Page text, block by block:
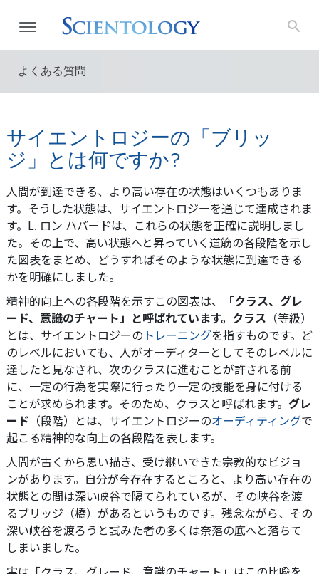
よくある質問
サイエントロジーの「ブリッ
ジ」とは何ですか?
人間が到達できる、より高い存在の状態はいくつもありま
す。そうした状態は、サイエントロジーを通じて達成されま
す。L. ロン ハバードは、これらの状態を正確に説明しまし
た。その上で、高い状態へと昇っていく道筋の各段階を示し
た図表をまとめ、どうすればそのような状態に到達できる
かを明確にしました。
精神的向上への各段階を示すこの図表は、
「クラス、グレ
ード、意識のチャート」と呼ばれています。クラス （等級）
とは、サイエントロジーの トレーニングを指すものです。ど
のレベルにおいても、人がオーディターとしてそのレベルに
達したと見なされ、次のクラスに進むことが許される前
に、一定の行為を実際に行ったり一定の技能を身に付ける
ことが求められます。そのため、クラスと呼ばれます。 グレ
ード （段階）とは、サイエントロジーのオーディティングで
起こる精神的な向上の各段階を表します。
人間が古くから思い描き、受け継いできた宗教的なビジョ
ンがあります。自分が今存在するところと、より高い存在の
状態との間は深い峡谷で隔てられているが、その峡谷を渡
るブリッジ（橋）があるというものです。残念ながら、その
深い峡谷を渡ろうと試みた者の多くは奈落の底へと落ちて
しまいました。